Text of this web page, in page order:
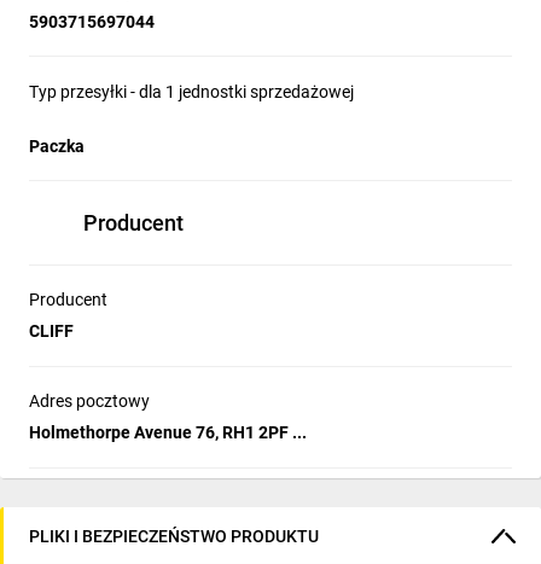
5903715697044
Typ przesyłki - dla 1 jednostki sprzedażowej
Paczka
Producent
Producent
CLIFF
Adres pocztowy
Holmethorpe Avenue 76, RH1 2PF ...
PLIKI I BEZPIECZEŃSTWO PRODUKTU